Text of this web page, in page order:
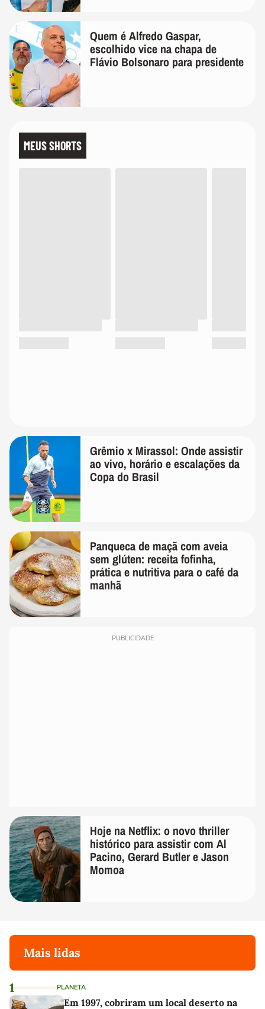
Quem é Alfredo Gaspar,
escolhido vice na chapa de
Flávio Bolsonaro para presidente
MEUS SHORTS
Grêmio x Mirassol: Onde assistir
ao vivo, horário e escalações da
Copa do Brasil
Panqueca de maçã com aveia
sem glúten: receita fofinha,
prática e nutritiva para o café da
manhã
PUBLICIDADE
Hoje na Netflix: o novo thriller
histórico para assistir com Al
Pacino, Gerard Butler e Jason
Momoa
Mais lidas
1 PLANETA
Em 1997, cobriram um local deserto na